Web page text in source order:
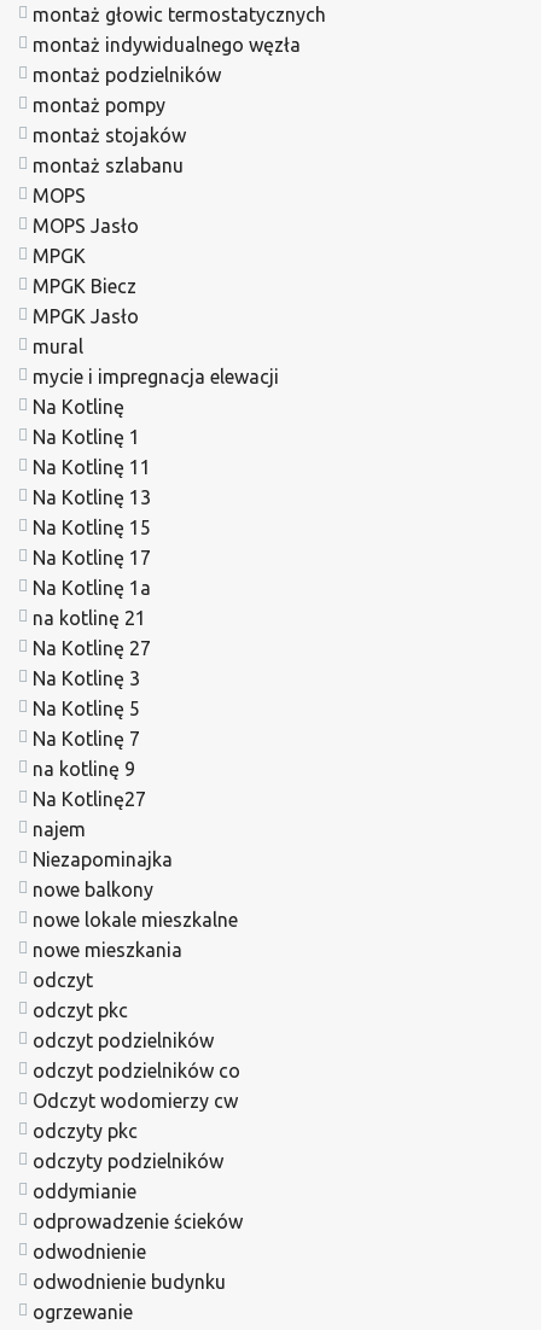
montaż głowic termostatycznych
montaż indywidualnego węzła
montaż podzielników
montaż pompy
montaż stojaków
montaż szlabanu
MOPS
MOPS Jasło
MPGK
MPGK Biecz
MPGK Jasło
mural
mycie i impregnacja elewacji
Na Kotlinę
Na Kotlinę 1
Na Kotlinę 11
Na Kotlinę 13
Na Kotlinę 15
Na Kotlinę 17
Na Kotlinę 1a
na kotlinę 21
Na Kotlinę 27
Na Kotlinę 3
Na Kotlinę 5
Na Kotlinę 7
na kotlinę 9
Na Kotlinę27
najem
Niezapominajka
nowe balkony
nowe lokale mieszkalne
nowe mieszkania
odczyt
odczyt pkc
odczyt podzielników
odczyt podzielników co
Odczyt wodomierzy cw
odczyty pkc
odczyty podzielników
oddymianie
odprowadzenie ścieków
odwodnienie
odwodnienie budynku
ogrzewanie